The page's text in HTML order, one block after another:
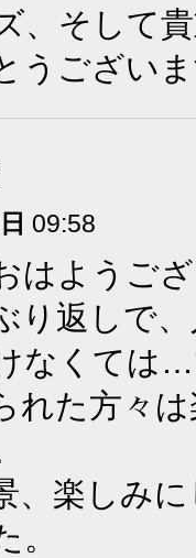
、そして
うござい
09:58
はようご
り返しで
なくては
れた方々
、楽しみ
。